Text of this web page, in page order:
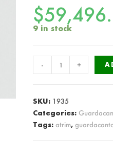
$
9 in stock
Guardacanto
15mm
ART
1561
- +
SKU: 1935
Categories:
Tags:atrim,